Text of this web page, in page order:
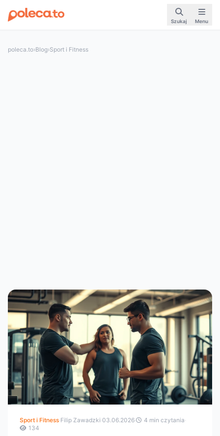
Szukaj Menu
poleca.to›Blog›Sport i Fitness
Sport i Fitness·Filip Zawadzki·03.06.2026· 4 min czytania·
134